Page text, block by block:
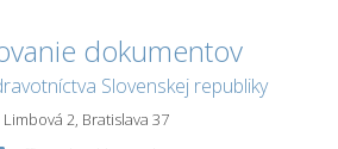
dokumentov
Slovenskej republiky
Limbová 2, Bratislava 37